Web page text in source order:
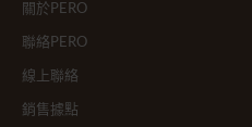
關於PERO
聯絡PERO
線上聯絡
銷售據點